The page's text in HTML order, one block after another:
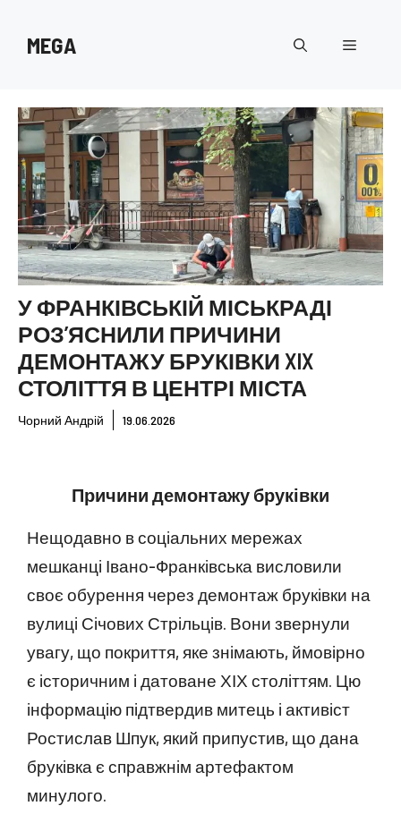
MEGA Меню
У ФРАНКІВСЬКІЙ МІСЬКРАДІ
РОЗ’ЯСНИЛИ ПРИЧИНИ
ДЕМОНТАЖУ БРУКІВКИ XIX
СТОЛІТТЯ В ЦЕНТРІ МІСТА
Чорний Андрій 19.06.2026
Причини демонтажу бруківки
Нещодавно в соціальних мережах
мешканці Івано-Франківська висловили
своє обурення через демонтаж бруківки на
вулиці Січових Стрільців. Вони звернули
увагу, що покриття, яке знімають, ймовірно
є історичним і датоване ХІХ століттям. Цю
інформацію підтвердив митець і активіст
Ростислав Шпук, який припустив, що дана
бруківка є справжнім артефактом
минулого.